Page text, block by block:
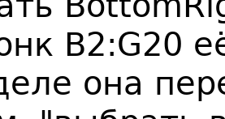
B2:G20
она